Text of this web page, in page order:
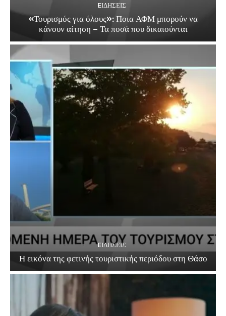
EΙΔΗΣΕΙΣ
«Τουρισμός για όλους»: Ποια ΑΦΜ μπορούν να
κάνουν αίτηση – Τα ποσά που δικαιούνται
EΙΔΗΣΕΙΣ
Η εικόνα της φετινής τουριστικής περιόδου στη Θάσο